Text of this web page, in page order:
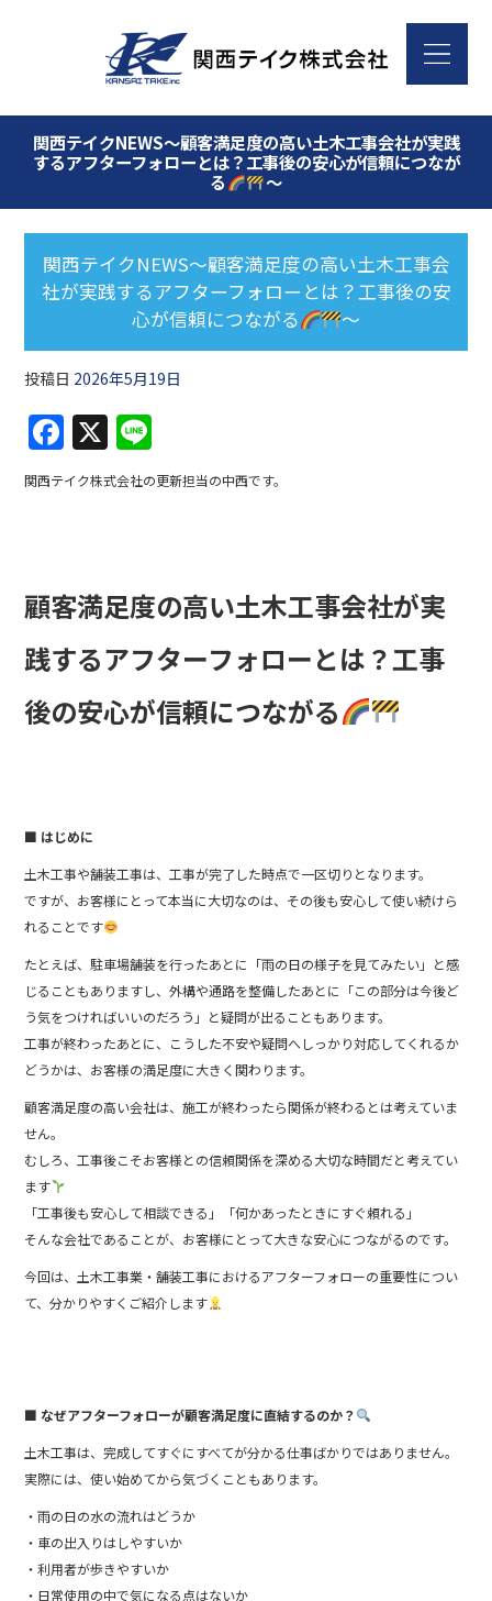
関西テイクNEWS～顧客満足度の高い土木工事会社が実践
するアフターフォローとは？工事後の安心が信頼につなが
る
～
関西テイクNEWS～顧客満足度の高い土木工事会
社が実践するアフターフォローとは？工事後の安
心が信頼につながる
～
投稿日 2026年5月19日
F
a
c
o
o
k
X
n
e
関西テイク株式会社の更新担当の中西です。
顧客満足度の高い土木工事会社が実
践するアフターフォローとは？工事
後の安心が信頼につながる
■ はじめに
土木工事や舗装工事は、工事が完了した時点で一区切りとなります。
ですが、お客様にとって本当に大切なのは、その後も安心して使い続けら
れることです
たとえば、駐車場舗装を行ったあとに「雨の日の様子を見てみたい」と感
じることもありますし、外構や通路を整備したあとに「この部分は今後ど
う気をつければいいのだろう」と疑問が出ることもあります。
工事が終わったあとに、こうした不安や疑問へしっかり対応してくれるか
どうかは、お客様の満足度に大きく関わります。
顧客満足度の高い会社は、施工が終わったら関係が終わるとは考えていま
せん。
むしろ、工事後こそお客様との信頼関係を深める大切な時間だと考えてい
ます
「工事後も安心して相談できる」「何かあったときにすぐ頼れる」
そんな会社であることが、お客様にとって大きな安心につながるのです。
今回は、土木工事業・舗装工事におけるアフターフォローの重要性につい
て、分かりやすくご紹介します
■ なぜアフターフォローが顧客満足度に直結するのか？
土木工事は、完成してすぐにすべてが分かる仕事ばかりではありません。
実際には、使い始めてから気づくこともあります。
・雨の日の水の流れはどうか
・車の出入りはしやすいか
・利用者が歩きやすいか
・日常使用の中で気になる点はないか